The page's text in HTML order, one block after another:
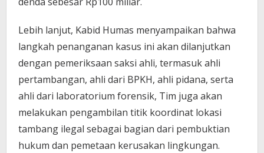
Lebih lanjut, Kabid Humas menyampaikan bahwa
langkah penanganan kasus ini akan dilanjutkan
dengan pemeriksaan saksi ahli, termasuk ahli
pertambangan, ahli dari BPKH, ahli pidana, serta
ahli dari laboratorium forensik, Tim juga akan
melakukan pengambilan titik koordinat lokasi
tambang ilegal sebagai bagian dari pembuktian
hukum dan pemetaan kerusakan lingkungan.